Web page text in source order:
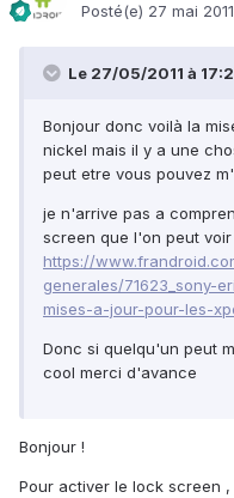
Posté(e) 27 mai 2011
Le 27/05/2011 à
Bonjour donc voilà la
nickel mais il y a une
peut etre vous pouvez
je n'arrive pas a
screen que l'on peut
https://
generales/71623_sony-
mises-a-jour-pour-les-
Donc si quelqu'un peut
cool merci d'avance
Bonjour !
Pour activer le lock screen